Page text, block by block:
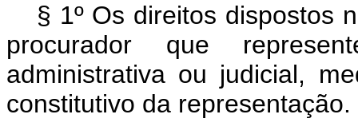
§ 1º Os direitos dispostos
procurador que
administrativa ou judicial,
constitutivo da representação.